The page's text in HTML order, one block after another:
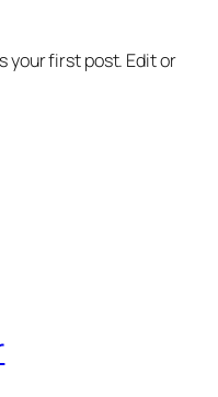
your first post. Edit or